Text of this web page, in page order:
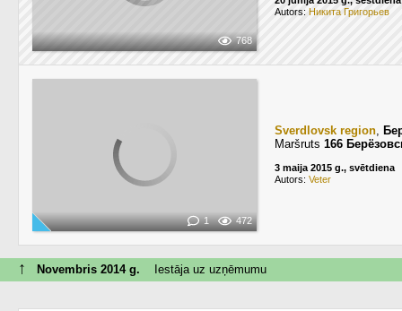
768
Autors: Никита Григорьев
1 472
Sverdlovsk region,
Maršruts 166
3 maija 2015 g., svētdiena
Autors: Veter
↑ Novembris 2014 g. Iestāja uz uzņēmumu